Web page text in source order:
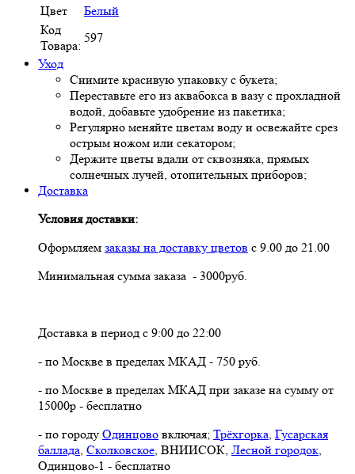
Цвет
Белый
Код
Товара:
597
Уход
Снимите красивую упаковку с букета;
Переставьте его из аквабокса в вазу с прохладной
водой, добавьте удобрение из пакетика;
Регулярно меняйте цветам воду и освежайте срез
острым ножом или секатором;
Держите цветы вдали от сквозняка, прямых
солнечных лучей, отопительных приборов;
Доставка
Условия доставки:
Оформляем заказы на доставку цветов с 9.00 до 21.00
Минимальная сумма заказа - 3000руб.
Доставка в период с 9:00 до 22:00
- по Москве в пределах МКАД - 750 руб.
- по Москве в пределах МКАД при заказе на сумму от
15000р - бесплатно
- по городу Одинцово включая; Трёхгорка, Гусарская
баллада, Сколковское, ВНИИСОК, Лесной городок,
Одинцово-1 - бесплатно